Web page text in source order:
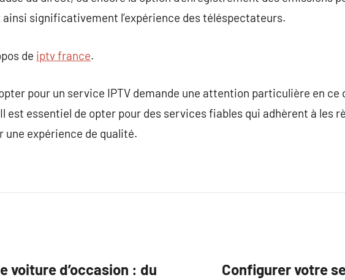
significativement l’expérience des téléspectateurs.
de iptv france.
pour un service IPTV demande une attention particulière en ce
est essentiel de opter pour des services fiables qui adhèrent à les
une expérience de qualité.
voiture d’occasion : du
Configurer votre